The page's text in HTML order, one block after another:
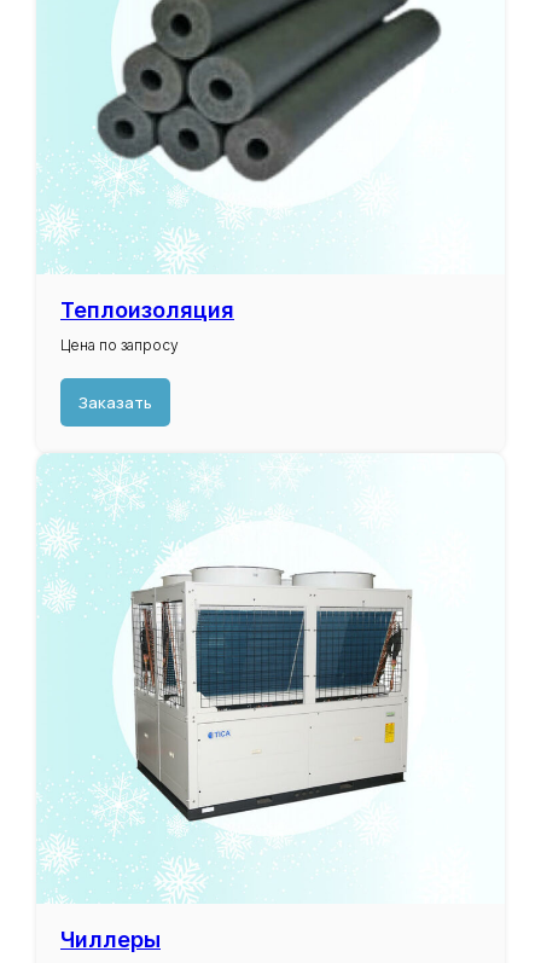
Теплоизоляция
Цена по запросу
Заказать
Чиллеры